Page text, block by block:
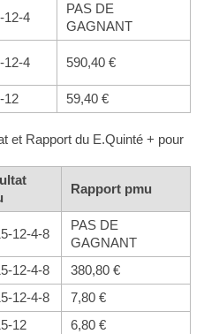
12-4
PAS DE
GAGNANT
12-4 590,40 €
12 59,40 €
et Rapport du E.Quinté + pour
Rapport pmu
12-4-8
PAS DE
GAGNANT
12-4-8
380,80 €
12-4-8
7,80 €
12 6,80 €